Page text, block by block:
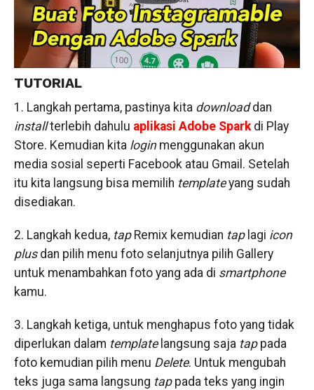
TUTORIAL
1. Langkah pertama, pastinya kita downloaddan
installterlebih dahulu aplikasi Adobe Sparkdi Play
Store. Kemudian kita loginmenggunakan akun
media sosial seperti Facebook atau Gmail. Setelah
itu kita langsung bisa memilih templateyang sudah
disediakan.
2. Langkah kedua, tapRemix kemudian taplagi icon
plusdan pilih menu foto selanjutnya pilih Gallery
untuk menambahkan foto yang ada di smartphone
kamu.
3. Langkah ketiga, untuk menghapus foto yang tidak
diperlukan dalam templatelangsung saja tappada
foto kemudian pilih menu Delete. Untuk mengubah
teks juga sama langsung tappada teks yang ingin